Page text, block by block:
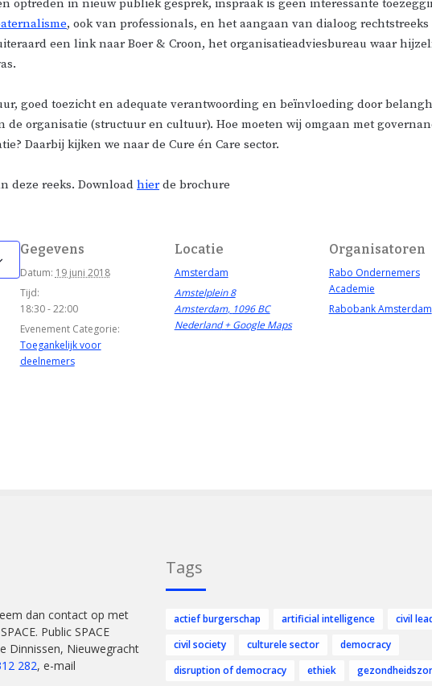
optreden in nieuw publiek gesprek, inspraak is geen interessante
, ook van professionals, en het aangaan van dialoog rechtstreeks
een link naar Boer & Croon, het organisatieadviesbureau waar
goed toezicht en adequate verantwoording en beïnvloeding door
de organisatie (structuur en cultuur). Hoe moeten wij omgaan met
Daarbij kijken we naar de Cure én Care sector.
deze reeks. Download hierde brochure
Gegevens
Datum: 19 juni 2018
Tijd:
18:30 - 22:00
Evenement Categorie:
Toegankelijk voor
deelnemers
Locatie
Amsterdam
Amstelplein 8
Amsterdam, 1096 BC
Nederland + Google Maps
Organisatoren
Rabo Ondernemers
Academie
Rabobank Amsterdam
dan contact op met
Public SPACE
Dinnissen, Nieuwegracht
282, e-mail
Tags
actief burgerschap artificial intelligence
civil
civil society
culturele sector
democracy
disruption of democracy
ethiek